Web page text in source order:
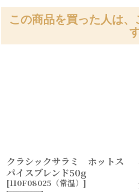
この商品を買った人は
クラシックサラミ ホットス
パイスブレンド50g
[110F08025（常温）]